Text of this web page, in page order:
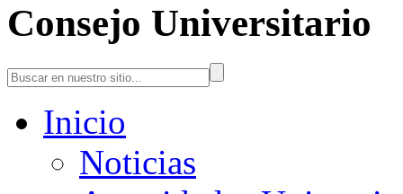
Consejo Universitario
Inicio
Noticias